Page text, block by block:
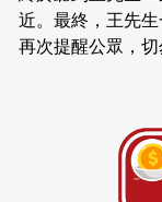
近。最終，王先
再次提醒公眾，切